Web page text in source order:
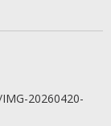
20260420-